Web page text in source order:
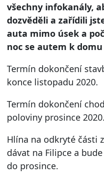
všechny infokanály,
dozvěděli a zařídili
auta mimo úsek a
noc se autem k
Termín dokončení
konce listopadu 2020.
Termín dokončení
poloviny prosince 2020.
Hlína na odkryté části
dávat na Filipce a
do prosince.